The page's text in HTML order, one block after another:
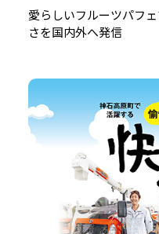
愛らしいフルーツパフ
さを国内外へ発信